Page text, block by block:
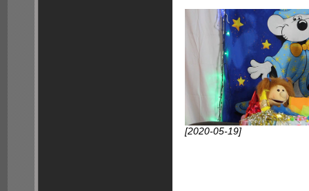
[2020-05-19]